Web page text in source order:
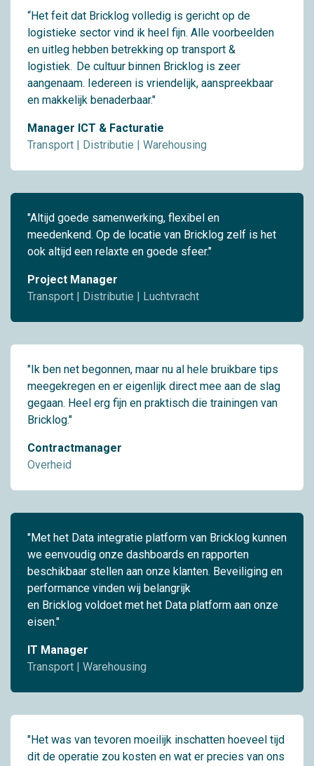
“Het feit dat Bricklog volledig is gericht op de
logistieke sector vind ik heel fijn. Alle voorbeelden
en uitleg hebben betrekking op transport &
logistiek. De cultuur binnen Bricklog is zeer
aangenaam. Iedereen is vriendelijk, aanspreekbaar
en makkelijk benaderbaar."
Manager ICT & Facturatie
Transport | Distributie | Warehousing
"Altijd goede samenwerking, flexibel en
meedenkend. Op de locatie van Bricklog zelf is het
ook altijd een relaxte en goede sfeer."
Project Manager
Transport | Distributie | Luchtvracht
"Ik ben net begonnen, maar nu al hele bruikbare tips
meegekregen en er eigenlijk direct mee aan de slag
gegaan. Heel erg fijn en praktisch die trainingen van
Bricklog."
Contractmanager
Overheid
"Met het Data integratie platform van Bricklog kunnen
we eenvoudig onze dashboards en rapporten
beschikbaar stellen aan onze klanten. Beveiliging en
performance vinden wij belangrijk
en Bricklog voldoet met het Data platform aan onze
eisen."
IT Manager
Transport | Warehousing
"Het was van tevoren moeilijk inschatten hoeveel tijd
dit de operatie zou kosten en wat er precies van ons